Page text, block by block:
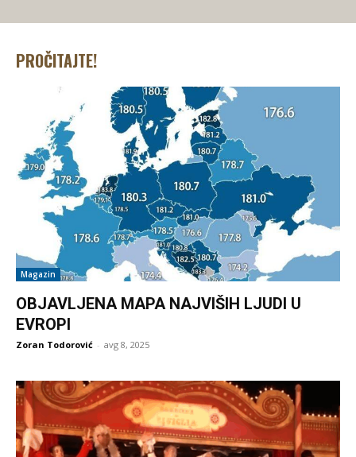
PROČITAJTE!
Magazin
OBJAVLJENA MAPA NAJVIŠIH LJUDI U
EVROPI
Zoran Todorović - avg 8, 2025